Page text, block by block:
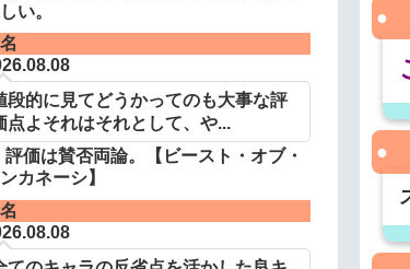
い。
段的に見てどうかってのも大事な評
点よそれはそれとして、や...
評価は賛否両論。【ビースト・オブ・
カネーシ】